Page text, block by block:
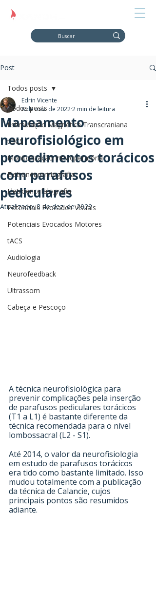
Post
Todos posts
Estimulação Magnética Transcraniana
tDCS
Monitorização Intraoperatória
Eletroneuromiografia
Eletroencefalografia
Potenciais Evocados Visuais
Potenciais Evocados Motores
tACS
Audiologia
Neurofeedback
Ultrassom
Cabeça e Pescoço
Todos posts
Mapeamento
neurofisiológico em
procedimentos torácicos
com parafusos
pediculares
Edrin Vicente
8 de nov. de 20222 min de leitura
Atualizado:8 de dez. de 2022
A técnica neurofisiológica para
prevenir complicações pela inserção
de parafusos pediculares torácicos
(T1 a L1) é bastante diferente da
técnica recomendada para o nível
lombossacral (L2 - S1).
Até 2014, o valor da neurofisiologia
em estudo de parafusos torácicos
era tido como bastante limitado. Isso
mudou totalmente com a publicação
da técnica de Calancie, cujos
principais pontos são resumidos
adiante.